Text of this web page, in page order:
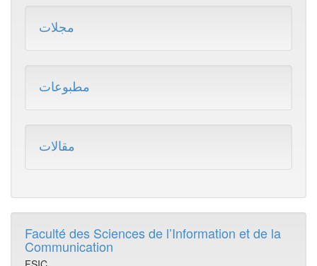
مجلات
مطبوعات
مقالات
Faculté des Sciences de l’Information et de la
Communication